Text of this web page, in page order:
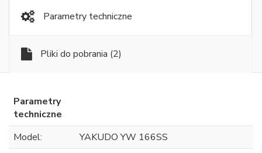
Parametry techniczne
Pliki do pobrania (2)
Parametry
techniczne
Model:
YAKUDO YW 166SS